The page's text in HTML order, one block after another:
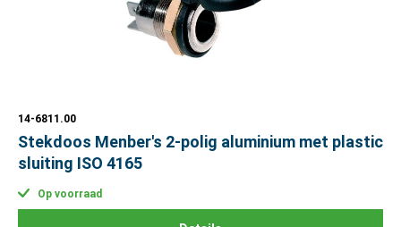
14-6811.00
Stekdoos Menber's 2-polig aluminium met plastic
sluiting ISO 4165
Op voorraad